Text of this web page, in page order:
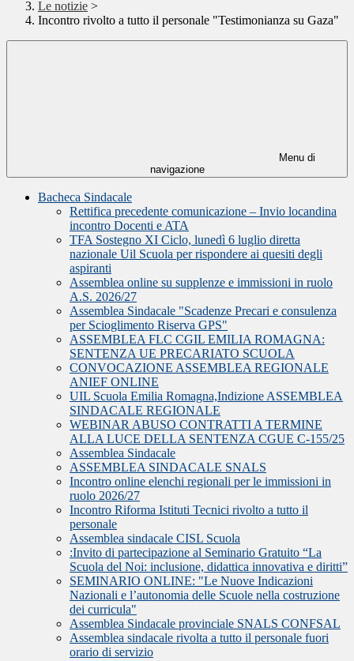
Le notizie >
Incontro rivolto a tutto il personale "Testimonianza su Gaza"
Menu di
navigazione
Bacheca Sindacale
Rettifica precedente comunicazione – Invio locandina
incontro Docenti e ATA
TFA Sostegno XI Ciclo, lunedì 6 luglio diretta
nazionale Uil Scuola per rispondere ai quesiti degli
aspiranti
Assemblea online su supplenze e immissioni in ruolo
A.S. 2026/27
Assemblea Sindacale "Scadenze Precari e consulenza
per Scioglimento Riserva GPS"
ASSEMBLEA FLC CGIL EMILIA ROMAGNA:
SENTENZA UE PRECARIATO SCUOLA
CONVOCAZIONE ASSEMBLEA REGIONALE
ANIEF ONLINE
UIL Scuola Emilia Romagna,Indizione ASSEMBLEA
SINDACALE REGIONALE
WEBINAR ABUSO CONTRATTI A TERMINE
ALLA LUCE DELLA SENTENZA CGUE C‑155/25
Assemblea Sindacale
ASSEMBLEA SINDACALE SNALS
Incontro online elenchi regionali per le immissioni in
ruolo 2026/27
Incontro Riforma Istituti Tecnici rivolto a tutto il
personale
Assemblea sindacale CISL Scuola
:Invito di partecipazione al Seminario Gratuito “La
Scuola del Noi: inclusione, didattica innovativa e diritti”
SEMINARIO ONLINE: "Le Nuove Indicazioni
Nazionali e l’autonomia delle Scuole nella costruzione
dei curricula"
Assemblea Sindacale provinciale SNALS CONFSAL
Assemblea sindacale rivolta a tutto il personale fuori
orario di servizio